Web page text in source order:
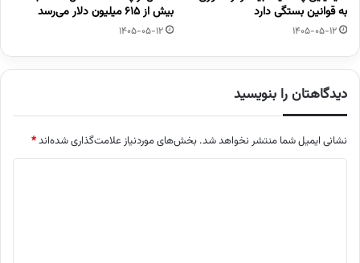
به قوانین بستگی دارد
1405-05-12
بیش از ۶۱۵ میلیون دلار می‌رسد
1405-05-12
دیدگاهتان را بنویسید
نشانی ایمیل شما منتشر نخواهد شد. بخش‌های موردنیاز علامت‌گذاری شده‌اند*